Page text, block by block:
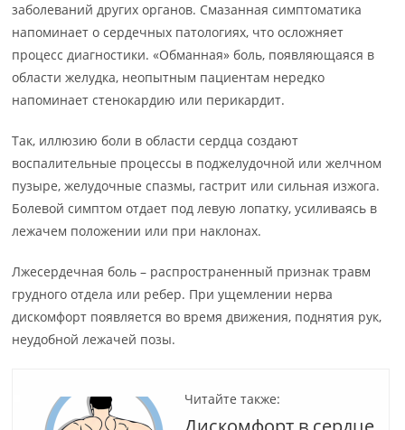
заболеваний других органов. Смазанная симптоматика
напоминает о сердечных патологиях, что осложняет
процесс диагностики. «Обманная» боль, появляющаяся в
области желудка, неопытным пациентам нередко
напоминает стенокардию или перикардит.
Так, иллюзию боли в области сердца создают
воспалительные процессы в поджелудочной или желчном
пузыре, желудочные спазмы, гастрит или сильная изжога.
Болевой симптом отдает под левую лопатку, усиливаясь в
лежачем положении или при наклонах.
Лжесердечная боль – распространенный признак травм
грудного отдела или ребер. При ущемлении нерва
дискомфорт появляется во время движения, поднятия рук,
неудобной лежачей позы.
Читайте также: